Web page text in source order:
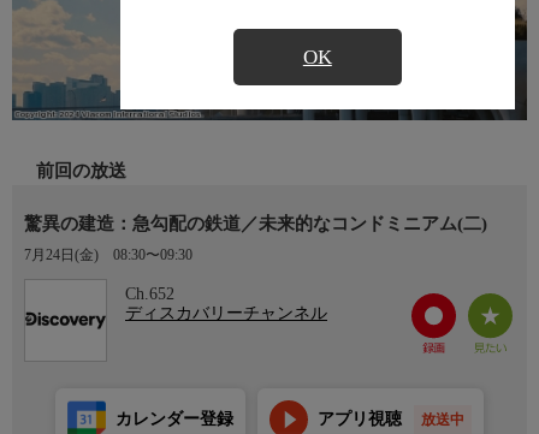
OK
前回の放送
驚異の建造：急勾配の鉄道／未来的なコンドミニアム(二)
7月24日(金) 08:30〜09:30
Ch.652
ディスカバリーチャンネル
カレンダー登録 アプリ視聴 放送中